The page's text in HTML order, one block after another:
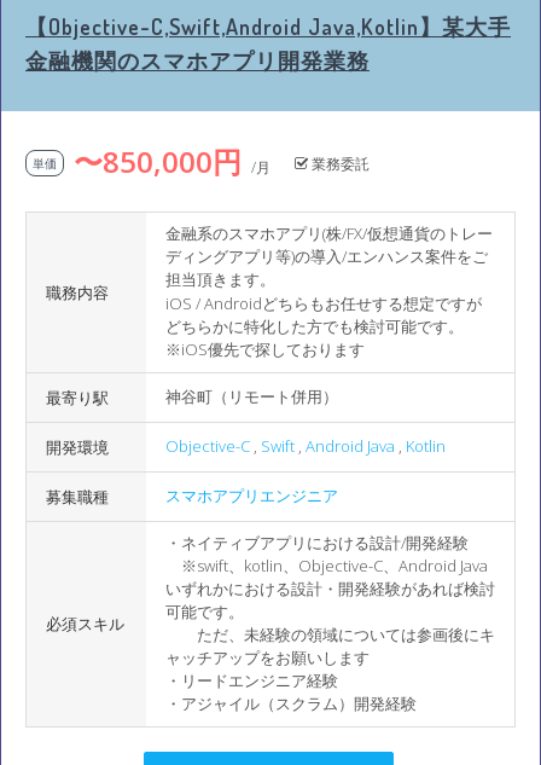
【Objective-C,Swift,Android Java,Kotlin】某大手
金融機関のスマホアプリ開発業務
単価 〜850,000円 /月 業務委託
職務内容
金融系のスマホアプリ(株/FX/仮想通貨のトレー
ディングアプリ等)の導入/エンハンス案件をご
担当頂きます。
iOS / Androidどちらもお任せする想定ですが
どちらかに特化した方でも検討可能です。
※iOS優先で探しております
最寄り駅 神谷町（リモート併用）
開発環境 Objective-C , Swift , Android Java , Kotlin
募集職種 スマホアプリエンジニア
必須スキル
・ネイティブアプリにおける設計/開発経験
※swift、kotlin、Objective-C、Android Java
いずれかにおける設計・開発経験があれば検討
可能です。
ただ、未経験の領域については参画後にキ
ャッチアップをお願いします
・リードエンジニア経験
・アジャイル（スクラム）開発経験